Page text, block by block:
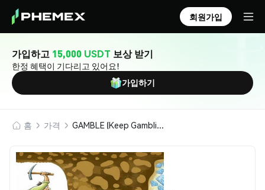
회원가입
가입하고 15,000 USDT 보상 받기
한정 혜택이 기다리고 있어요!
가입하기
홈 가격 GAMBLE (Keep Gambling)